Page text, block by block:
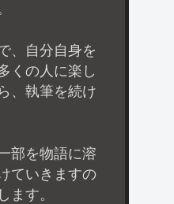
、自分自身を
くの人に楽し
、執筆を続け
部を物語に溶
ていきますの
ます。